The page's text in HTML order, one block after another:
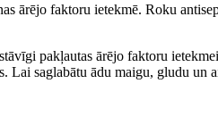
ārējo faktoru ietekmē. Roku
pakļautas ārējo faktoru
Lai saglabātu ādu maigu, gludu